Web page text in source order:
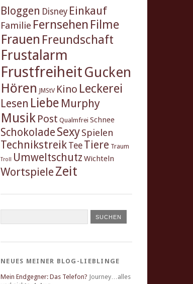
Bloggen Disney Einkauf
Familie Fernsehen Filme
Frauen Freundschaft
Frustalarm
FrustfreiheitGucken
Hören JMStV Kino Leckerei
Lesen Liebe Murphy
Musik Post Qualmfrei Schnee
Schokolade SexySpielen
Technikstreik Tee Tiere Traum
Troll Umweltschutz Wichteln
Wortspiele Zeit
NEUES MEINER BLOG-LIEBLINGE
Mein Endgegner: Das Telefon? Journey…alles